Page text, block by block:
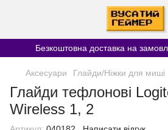
Безкоштовна доставка на
Аксесуари Глайди/Ніжки для миші
Глайди тефлонові
Wireless 1, 2